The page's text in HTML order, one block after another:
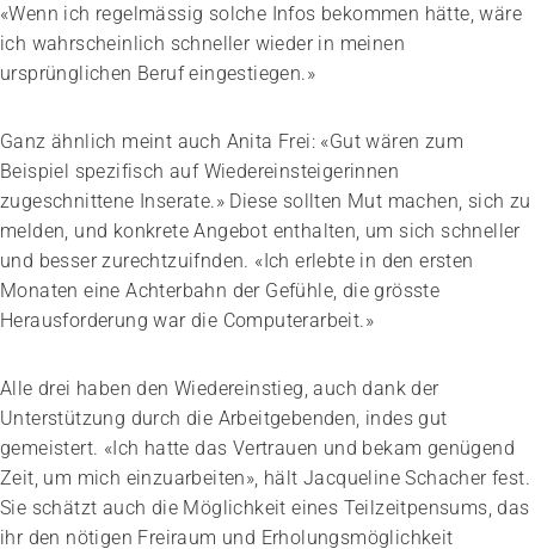
«Wenn ich regelmässig solche Infos bekommen hätte, wäre
ich wahrscheinlich schneller wieder in meinen
ursprünglichen Beruf eingestiegen.»
Ganz ähnlich meint auch Anita Frei: «Gut wären zum
Beispiel spezifisch auf Wiedereinsteigerinnen
zugeschnittene Inserate.» Diese sollten Mut machen, sich zu
melden, und konkrete Angebot enthalten, um sich schneller
und besser zurechtzuifnden. «Ich erlebte in den ersten
Monaten eine Achterbahn der Gefühle, die grösste
Herausforderung war die Computerarbeit.»
Alle drei haben den Wiedereinstieg, auch dank der
Unterstützung durch die Arbeitgebenden, indes gut
gemeistert. «Ich hatte das Vertrauen und bekam genügend
Zeit, um mich einzuarbeiten», hält Jacqueline Schacher fest.
Sie schätzt auch die Möglichkeit eines Teilzeitpensums, das
ihr den nötigen Freiraum und Erholungsmöglichkeit